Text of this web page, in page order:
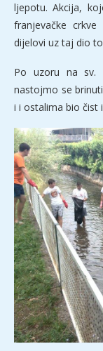
ljepotu. Akcija,
franjevačke
dijelovi uz taj dio
Po uzoru na sv.
nastojmo se
i i ostalima bio čist